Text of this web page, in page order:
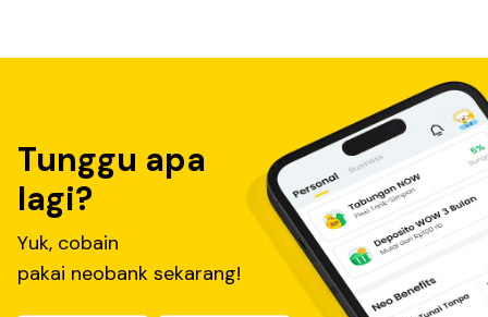
Tunggu apa
lagi?
Yuk, cobain
pakai neobank sekarang!